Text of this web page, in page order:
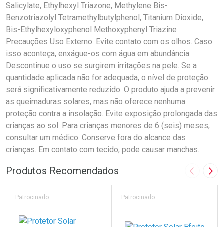
Salicylate, Ethylhexyl Triazone, Methylene Bis-
Benzotriazolyl Tetramethylbutylphenol, Titanium Dioxide,
Bis-Ethylhexyloxyphenol Methoxyphenyl Triazine
Precauções Uso Externo. Evite contato com os olhos. Caso
isso aconteça, enxágue-os com água em abundância.
Descontinue o uso se surgirem irritações na pele. Se a
quantidade aplicada não for adequada, o nível de proteção
será significativamente reduzido. O produto ajuda a prevenir
as queimaduras solares, mas não oferece nenhuma
proteção contra a insolação. Evite exposição prolongada das
crianças ao sol. Para crianças menores de 6 (seis) meses,
consultar um médico. Conserve fora do alcance das
crianças. Em contato com tecido, pode causar manchas.
Produtos Recomendados Imagem
Patrocinado Patrocinado